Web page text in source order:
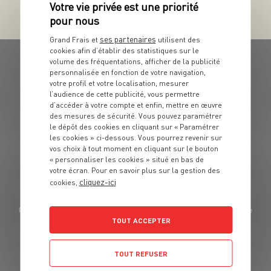
GRAND FRAIS, LE MEILLEUR
MARCHÉ PRÈS DE CHEZ VOUS
GRAND FRAIS : LES MAGASINS SPÉCIALISTES DE LA
VENTE DE
PRODUITS FRAIS EN FRANCE ET EN BELGIQUE AU
Grand Frais dispose d'un réseau de 352 magasins pour la vente de
fruits et légumes frais, les produits
exotiques, la boucherie, l'espace Epiceries d'ici et d'ailleurs, la
Grand Frais et ses partenaires utilisent des
cookies afin d’établir des statistiques sur le
volume des fréquentations, afficher de la publicité
personnalisée en fonction de votre navigation,
votre profil et votre localisation, mesurer
l’audience de cette publicité, vous permettre
d’accéder à votre compte et enfin, mettre en œuvre
des mesures de sécurité. Vous pouvez paramétrer
le dépôt des cookies en cliquant sur « Paramétrer
les cookies » ci-dessous. Vous pourrez revenir sur
vos choix à tout moment en cliquant sur le bouton
« personnaliser les cookies » situé en bas de
votre écran. Pour en savoir plus sur la gestion des
cookies, cliquez-ici
TOUT ACCEPTER
TOUT REFUSER